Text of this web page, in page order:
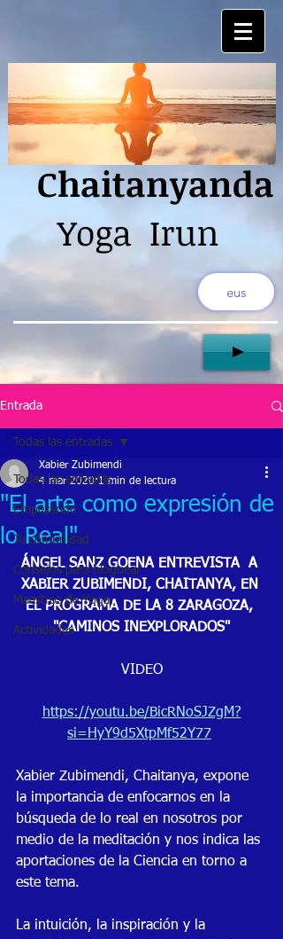
Chaitanyanda
Yoga Irun
eus
Entrada
Todas las entradas
Empezando
Tu comunidad
Consejos para bloguear
Maestros de Yoga.
Actividades
Todas las entradas
"El arte como expresión de
lo Real"
Xabier Zubimendi
4 mar 2020 1 min de lectura
ÁNGEL SANZ GOENA ENTREVISTA  A
XABIER ZUBIMENDI, CHAITANYA, EN
EL PROGRAMA DE LA 8 ZARAGOZA,
"CAMINOS INEXPLORADOS"
VIDEO
https://youtu.be/BicRNoSJZgM?
si=HyY9d5XtpMf52Y77
Xabier Zubimendi, Chaitanya, expone
la importancia de enfocarnos en la
búsqueda de lo real en nosotros por
medio de la meditación y nos indica las
aportaciones de la Ciencia en torno a
este tema.
La intuición, la inspiración y la